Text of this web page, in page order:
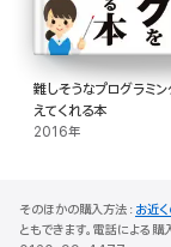
難しそうなプログラミ
えてくれる本
2016年
そのほかの購入方法： お近
ともできます。電話によ